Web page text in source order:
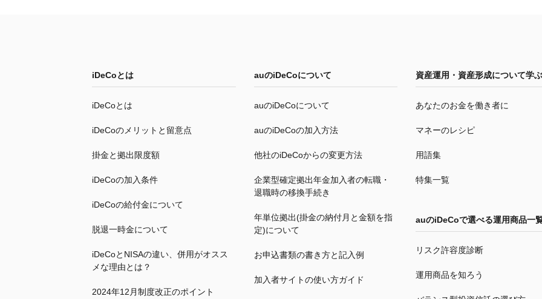
iDeCoとは
iDeCoとは
iDeCoのメリットと留意点
掛金と拠出限度額
iDeCoの加入条件
iDeCoの給付金について
脱退一時金について
iDeCoとNISAの違い、併用がオスス
メな理由とは？
2024年12月制度改正のポイント
auのiDeCoについて
auのiDeCoについて
auのiDeCoの加入方法
他社のiDeCoからの変更方法
企業型確定拠出年金加入者の転職・
退職時の移換手続き
年単位拠出(掛金の納付月と金額を指
定)について
お申込書類の書き方と記入例
加入者サイトの使い方ガイド
資産運用・資産形成について学ぶ
あなたのお金を働き者に
マネーのレシピ
用語集
特集一覧
auのiDeCoで選べる運用商品一
リスク許容度診断
運用商品を知ろう